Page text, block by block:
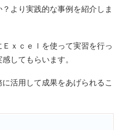
より実践的な事例を紹介しま
ｘｃｅｌを使って実習を行っ
してもらいます。
活用して成果をあげられるこ